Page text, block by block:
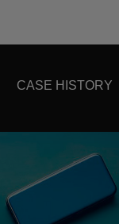
CASE HISTORY